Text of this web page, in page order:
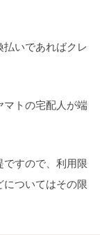
いであればクレ
マトの宅配人が端
すので、利用限
についてはその限